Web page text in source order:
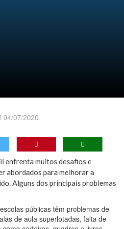
04/07/2020
enfrenta muitos desafios e
abordados para melhorar a
Alguns dos principais problemas
públicas têm problemas de
de aula superlotadas, falta de